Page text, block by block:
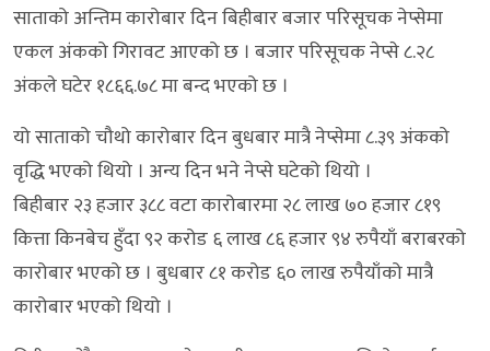
साताको अन्तिम कारोबार दिन बिहीबार बजार परिसूचक नेप्सेमा
एकल अंकको गिरावट आएको छ । बजार परिसूचक नेप्से ८.२८
अंकले घटेर १८६६.७८ मा बन्द भएको छ ।
यो साताको चौथो कारोबार दिन बुधबार मात्रै नेप्सेमा ८.३९ अंकको
वृद्धि भएको थियो । अन्य दिन भने नेप्से घटेको थियो ।
बिहीबार २३ हजार ३८८ वटा कारोबारमा २८ लाख ७० हजार ८१९
कित्ता किनबेच हुँदा ९२ करोड ६ लाख ८६ हजार ९४ रुपैयाँ बराबरको
कारोबार भएको छ । बुधबार ८१ करोड ६० लाख रुपैयाँको मात्रै
कारोबार भएको थियो ।